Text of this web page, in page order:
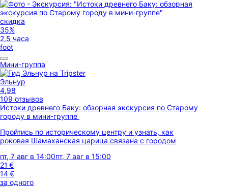
скидка
35%
2,5 часа
foot
Мини-группа
Эльнур
4,98
109 отзывов
Истоки древнего Баку: обзорная экскурсия по Старому
городу в мини-группе
Пройтись по историческому центру и узнать, как
роковая Шамаханская царица связана с городом
пт, 7 авг в 14:00пт, 7 авг в 15:00
21 €
14 €
за одного